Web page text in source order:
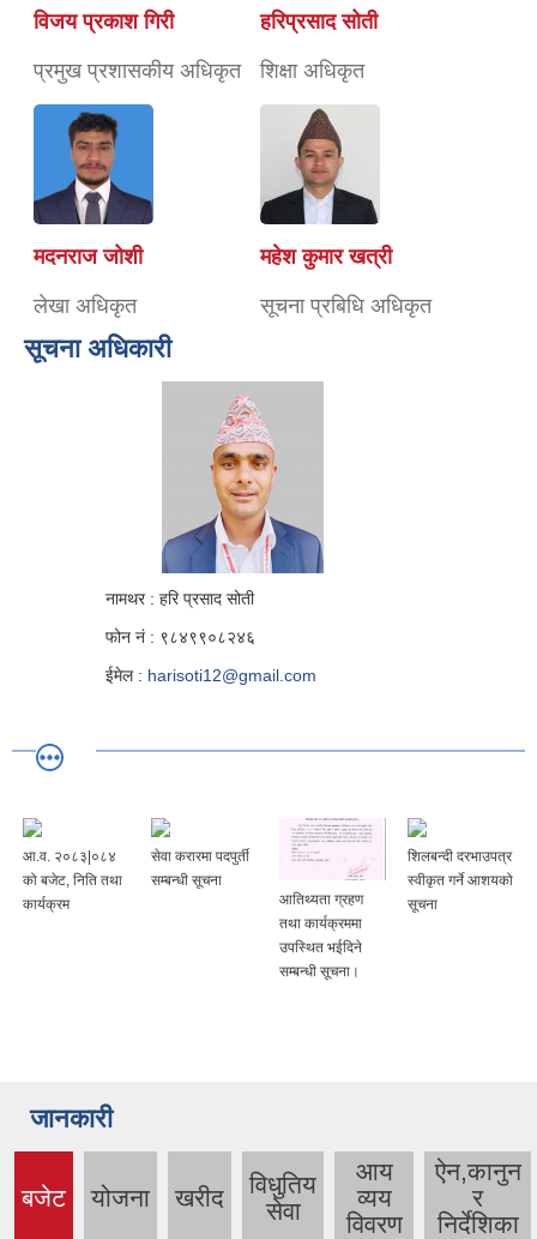
विजय प्रकाश गिरी
प्रमुख प्रशासकीय अधिकृत
हरिप्रसाद सोती
शिक्षा अधिकृत
मदनराज जोशी
लेखा अधिकृत
महेश कुमार खत्री
सूचना प्रबिधि अधिकृत
सूचना अधिकारी
नामथर : हरि प्रसाद सोती
फोन नं : ९८४९९०८२४६
ईमेल : harisoti12@gmail.com
आ.व. २०८३|०८४
को बजेट, निति तथा
कार्यक्रम
सेवा करारमा पदपुर्ती
सम्बन्धी सूचना
आतिथ्यता ग्रहण
तथा कार्यक्रममा
उपस्थित भईदिने
सम्बन्धी सूचना।
शिलबन्दी दरभाउपत्र
स्वीकृत गर्ने आशयको
सूचना
जानकारी
बजेट
(active
योजना खरीद
विधुतिय
सेवा
आय
व्यय
विवरण
ऐन,कानुन
र
निर्देशिका